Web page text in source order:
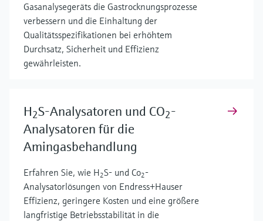
Gasanalysegeräts die Gastrocknungsprozesse
verbessern und die Einhaltung der
Qualitätsspezifikationen bei erhöhtem
Durchsatz, Sicherheit und Effizienz
gewährleisten.
H2S-Analysatoren und CO2-
Analysatoren für die
Amingasbehandlung
Erfahren Sie, wie H2S- und Co2-
Analysatorlösungen von Endress+Hauser
Effizienz, geringere Kosten und eine größere
langfristige Betriebsstabilität in die